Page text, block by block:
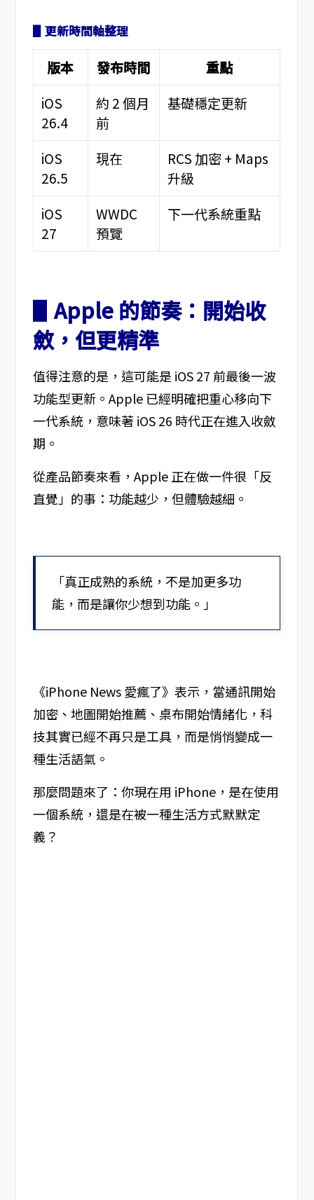
▋更新時間軸整理
版本 發布時間
重點
iOS
26.4
約 2 個月
前
基礎穩定更新
iOS
26.5
現在
RCS 加密 + Maps
升級
iOS
27
WWDC
預覽
下一代系統重點
▋Apple 的節奏：開始收
斂，但更精準
值得注意的是，這可能是 iOS 27 前最後一波
功能型更新。Apple 已經明確把重心移向下
一代系統，意味著 iOS 26 時代正在進入收斂
期。
從產品節奏來看，Apple 正在做一件很「反
直覺」的事：功能越少，但體驗越細。
「真正成熟的系統，不是加更多功
能，而是讓你少想到功能。」
《iPhone News 愛瘋了》表示，當通訊開始
加密、地圖開始推薦、桌布開始情緒化，科
技其實已經不再只是工具，而是悄悄變成一
種生活語氣。
那麼問題來了：你現在用 iPhone，是在使用
一個系統，還是在被一種生活方式默默定
義？